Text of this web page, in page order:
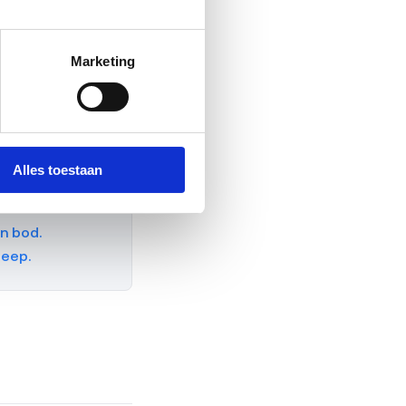
Marketing
Alles toestaan
Schorsen
bod.